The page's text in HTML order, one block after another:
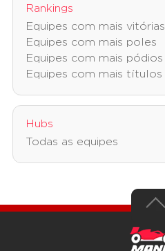
Rankings
Equipes com mais vitórias
Equipes com mais poles
Equipes com mais pódios
Equipes com mais títulos
Hubs
Todas as equipes